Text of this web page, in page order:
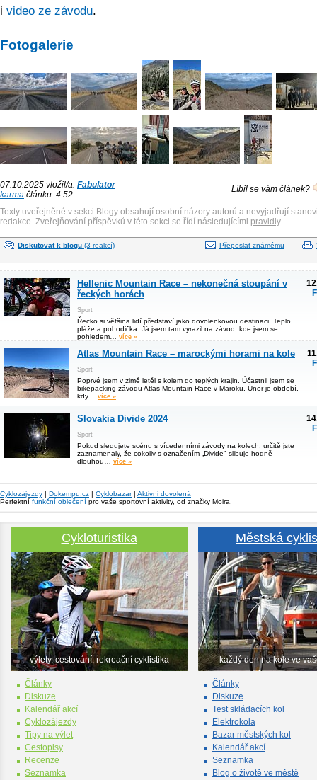
i video ze závodu.
Fotogalerie
07.10.2025 vložil/a: Fabulator
karma článku: 4.52
Líbil se vám článek?
Texty uveřejněné v sekci Blogy obsahují osobní názory autorů a nevyjadřují
redakce. Zveřejňování příspěvků v této sekci se řídí následujícími pravidly.
Diskutovat k blogu (3 reakcí) Přeposlat známému
Hellenic Mountain Race – nekonečná stoupání v
řeckých horách
Sport
Řecko si většina lidí představí jako dovolenkovou destinaci. Teplo,
pláže a pohodička. Já jsem tam vyrazil na závod, kde jsem se
pohledem… více »
Atlas Mountain Race – marockými horami na kole
Sport
Poprvé jsem v zimě letěl s kolem do teplých krajin. Účastnil jsem se
bikepacking závodu Atlas Mountain Race v Maroku. Únor je období,
kdy… více »
Slovakia Divide 2024
Sport
Pokud sledujete scénu s vícedenními závody na kolech, určitě jste
zaznamenaly, že cokoliv s označením „Divide" slibuje hodně
dlouhou… více »
Cyklozájezdy | Dokempu.cz | Cyklobazar| Aktivni dovolená
Perfektní funkční oblečení pro vaše sportovní aktivity, od značky Moira.
Cykloturistika
výlety, cestování, rekreační cyklistika
Články
Diskuze
Kalendář akcí
Cyklozájezdy
Tipy na výlet
Cestopisy
Recenze
Seznamka
Městská
každý den na kole ve
Články
Diskuze
Test skládacích kol
Elektrokola
Bazar městských kol
Kalendář akcí
Seznamka
Blog o životě ve městě